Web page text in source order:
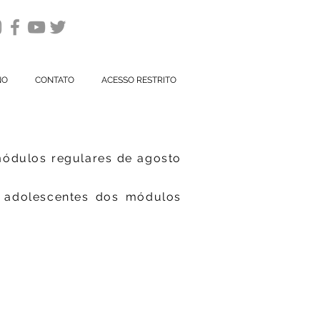
regulares de agosto
dos módulos
CONTATO ACESSO RESTRITO